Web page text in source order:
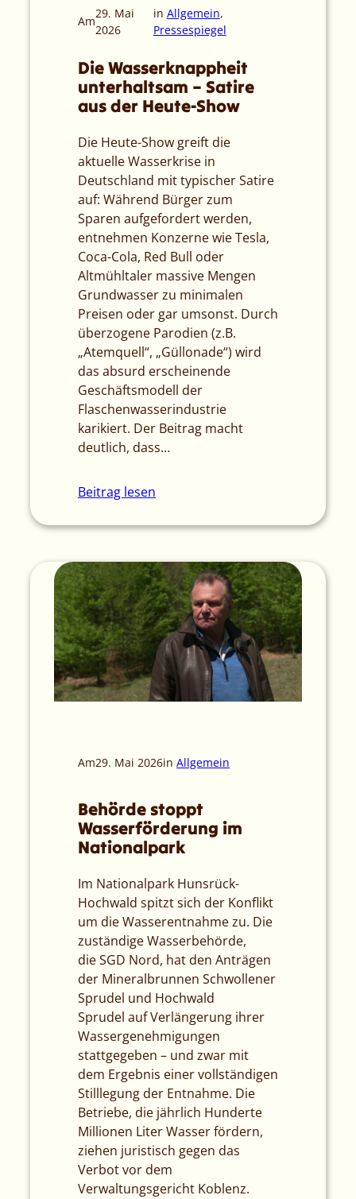
Am
29. Mai
2026
in Allgemein
Pressespiegel
Die Wasserknappheit
unterhaltsam – Satire
aus der Heute-Show
Die Heute-Show greift die
aktuelle Wasserkrise in
Deutschland mit typischer Satire
auf: Während Bürger zum
Sparen aufgefordert werden,
entnehmen Konzerne wie Tesla,
Coca-Cola, Red Bull oder
Altmühltaler massive Mengen
Grundwasser zu minimalen
Preisen oder gar umsonst. Durch
überzogene Parodien (z.B.
„Atemquell“, „Güllonade“) wird
das absurd erscheinende
Geschäftsmodell der
Flaschenwasserindustrie
karikiert. Der Beitrag macht
deutlich, dass…
Beitrag lesen
Am29. Mai 2026in Allgemein
Behörde stoppt
Wasserförderung im
Nationalpark
Im Nationalpark Hunsrück-
Hochwald spitzt sich der Konflikt
um die Wasserentnahme zu. Die
zuständige Wasserbehörde,
die SGD Nord, hat den Anträgen
der Mineralbrunnen Schwollener
Sprudel und Hochwald
Sprudel auf Verlängerung ihrer
Wassergenehmigungen
stattgegeben – und zwar mit
dem Ergebnis einer vollständigen
Stilllegung der Entnahme. Die
Betriebe, die jährlich Hunderte
Millionen Liter Wasser fördern,
ziehen juristisch gegen das
Verbot vor dem
Verwaltungsgericht Koblenz.